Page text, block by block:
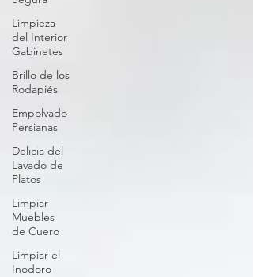
Limpieza
del Interior
Gabinetes
Brillo de los
Rodapiés
Empolvado
Persianas
Delicia del
Lavado de
Platos
Limpiar
Muebles
de Cuero
Limpiar el
Inodoro